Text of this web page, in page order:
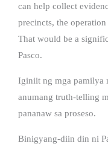
can help collect
precincts, the
That would be a
Pasco.
Iginiit ng mga pamilya
anumang truth-telling
pananaw sa proseso.
Binigyang-diin din ni